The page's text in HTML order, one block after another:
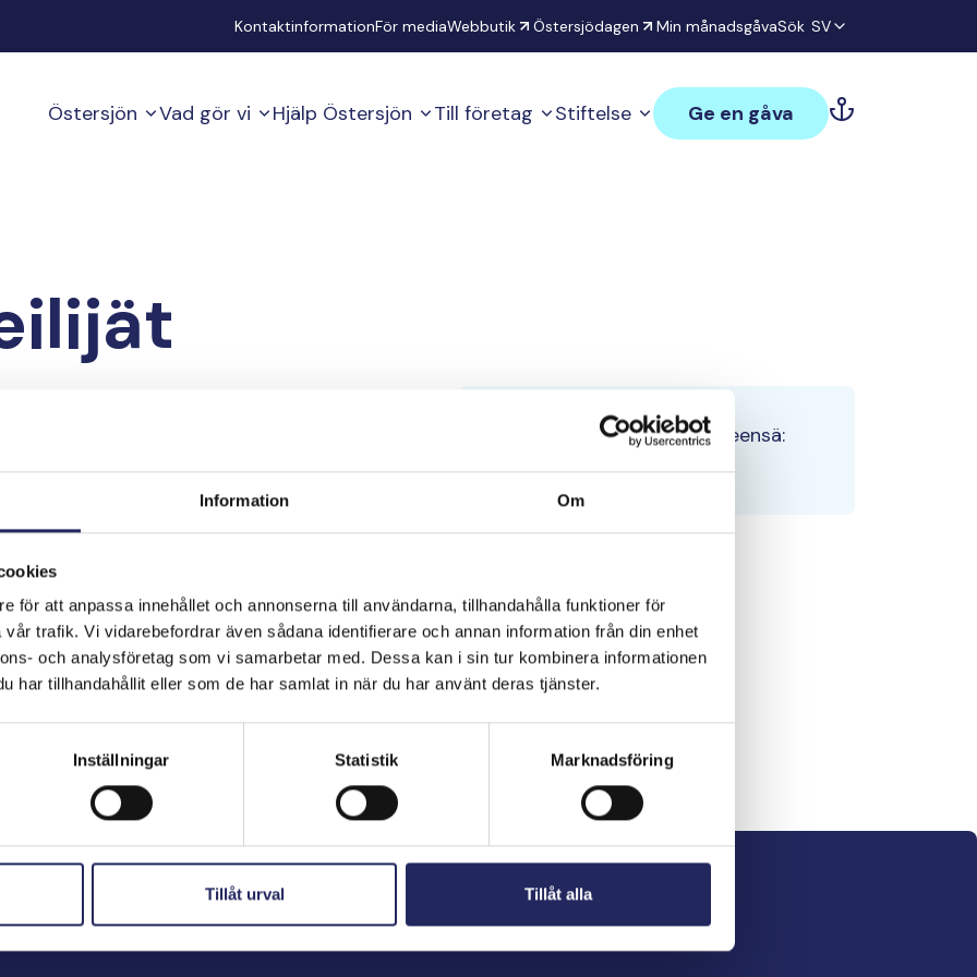
Information Om
för att anpassa innehållet och annonserna till användarna, tillhandahålla funktioner för
trafik. Vi vidarebefordrar även sådana identifierare och annan information från din enhet
och analysföretag som vi samarbetar med. Dessa kan i sin tur kombinera informationen
har tillhandahållit eller som de har samlat in när du har använt deras tjänster.
Inställningar Statistik Marknadsföring
Tillåt urval Tillåt alla
KontaktinformationFör mediaWebbutik Östersjödagen Min månadsgåvaSök SV
Östersjön Vad gör vi Hjälp Östersjön Till företag Stiftelse Ge en gåva
Tiimin lahjoitukset yhteensä:
0 €